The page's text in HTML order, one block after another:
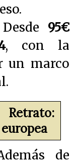
95€
, con la
un marco
de